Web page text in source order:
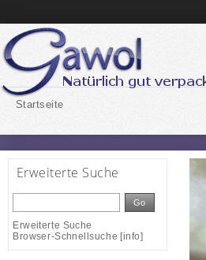
Startseite
Erweiterte Suche
Go
Erweiterte Suche
Browser-Schnellsuche [info]